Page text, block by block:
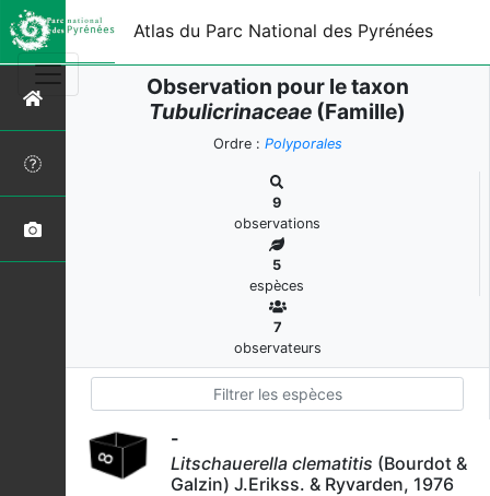
Atlas du Parc National des Pyrénées
Observation pour le taxon
Tubulicrinaceae (Famille)
Ordre : Polyporales
9
observations
5
espèces
7
observateurs
-
Litschauerella clematitis (Bourdot &
Galzin) J.Erikss. & Ryvarden, 1976